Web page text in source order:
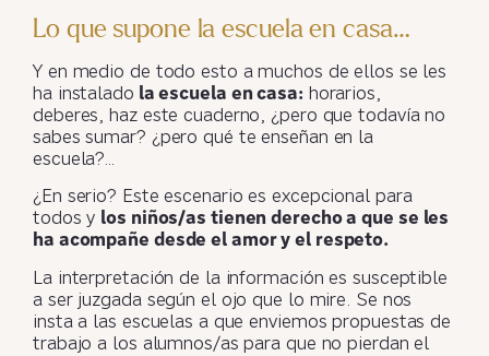
Lo que supone la escuela en casa…
Y en medio de todo esto a muchos de ellos se les
ha instalado la escuela en casa: horarios,
deberes, haz este cuaderno, ¿pero que todavía no
sabes sumar? ¿pero qué te enseñan en la
escuela?…
¿En serio? Este escenario es excepcional para
todos y los niños/as tienen derecho a que se les
ha acompañe desde el amor y el respeto.
La interpretación de la información es susceptible
a ser juzgada según el ojo que lo mire. Se nos
insta a las escuelas a que enviemos propuestas de
trabajo a los alumnos/as para que no pierdan el